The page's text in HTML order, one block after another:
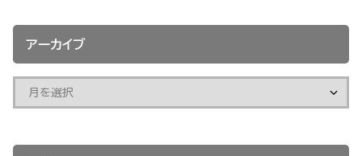
アーカイブ